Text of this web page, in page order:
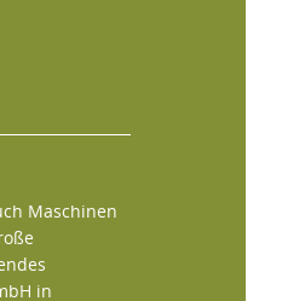
Maschinen
in